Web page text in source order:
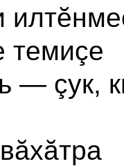
темиçе
— çук,